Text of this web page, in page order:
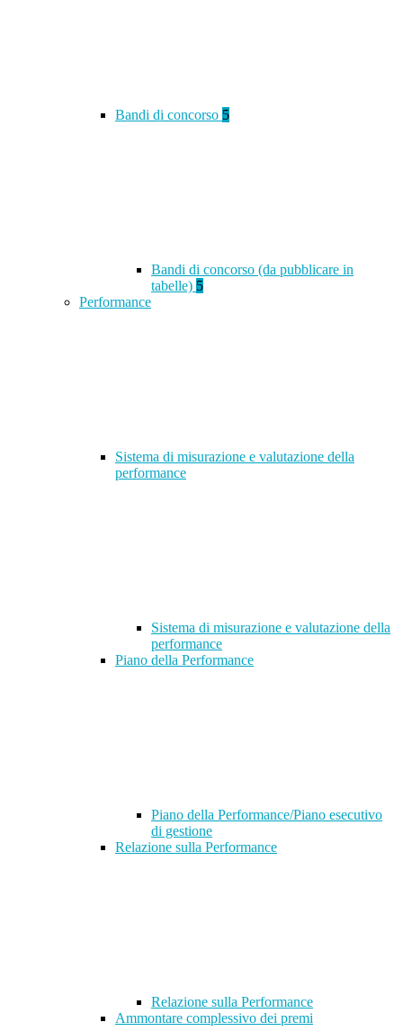
Bandi di concorso 5
Bandi di concorso (da pubblicare in
tabelle) 5
Performance
Sistema di misurazione e valutazione della
performance
Sistema di misurazione e valutazione della
performance
Piano della Performance
Piano della Performance/Piano esecutivo
di gestione
Relazione sulla Performance
Relazione sulla Performance
Ammontare complessivo dei premi